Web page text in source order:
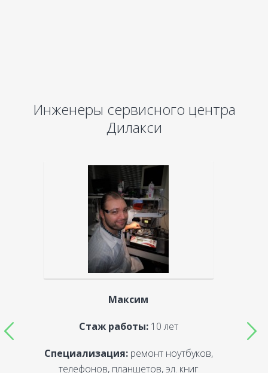
Инженеры сервисного центра
Дилакси
Максим
Стаж работы:10 лет
Специализация:ремонт ноутбуков,
телефонов, планшетов, эл. книг